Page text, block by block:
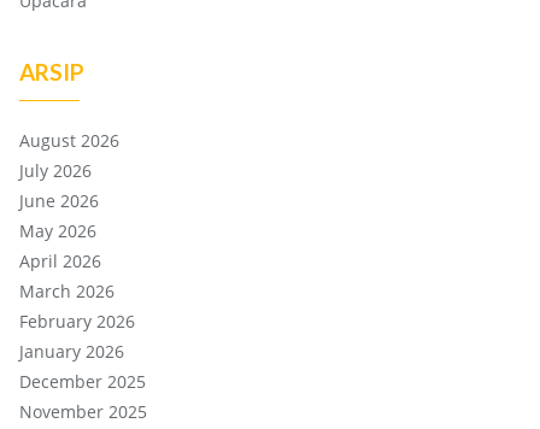
ARSIP
August 2026
July 2026
June 2026
May 2026
April 2026
March 2026
February 2026
January 2026
December 2025
November 2025